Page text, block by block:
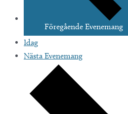
Föregående Evenemang
Idag
Nästa Evenemang